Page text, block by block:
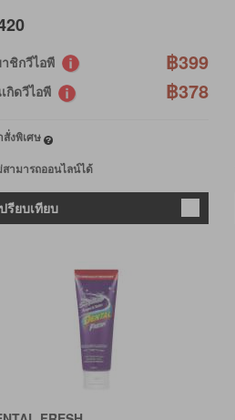
ชิกวีไอพี ฿399
กิดวีไอพี ฿378
งพิเศษ
ามารถออนไลน์ได้
รียบเทียบ